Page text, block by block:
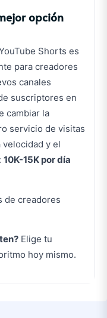
opción
Shorts es
para creadores
canales
suscriptores en
cambiar la
servicio de visitas
velocidad y el
10K-15K por día
de creadores
Elige tu
hoy mismo.